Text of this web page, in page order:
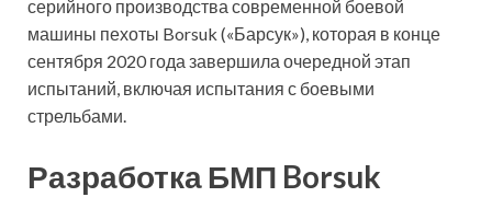
серийного производства современной боевой
машины пехоты Borsuk («Барсук»), которая в конце
сентября 2020 года завершила очередной этап
испытаний, включая испытания с боевыми
стрельбами.
Разработка БМП Borsuk